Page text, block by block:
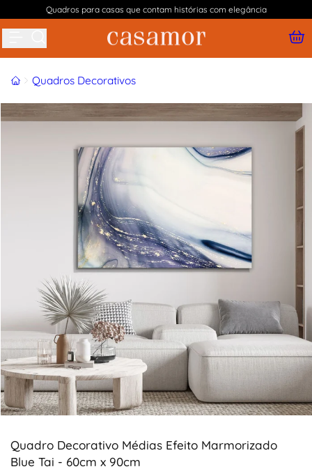
Quadros para casas que contam histórias com elegância
InícioQuadros Decorativos
Quadro Decorativo Médias Efeito Marmorizado
Blue Tai - 60cm x 90cm